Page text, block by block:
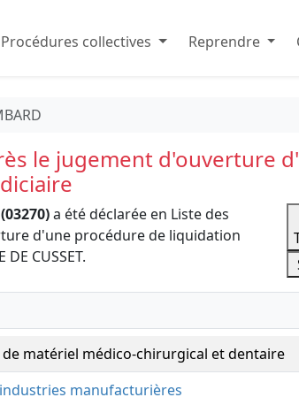
Procédures collectives Reprendre
le jugement d'ouverture
a été déclarée en Liste des
d'une procédure de liquidation
CUSSET.
matériel médico-chirurgical et dentaire
manufacturières